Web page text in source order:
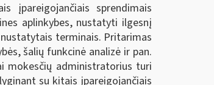
įpareigojančiais sprendimais
aplinkybes, nustatyti ilgesnį
terminais. Pritarimas
šalių funkcinė analizė ir pan.
mokesčių administratorius turi
su kitais įpareigojančiais